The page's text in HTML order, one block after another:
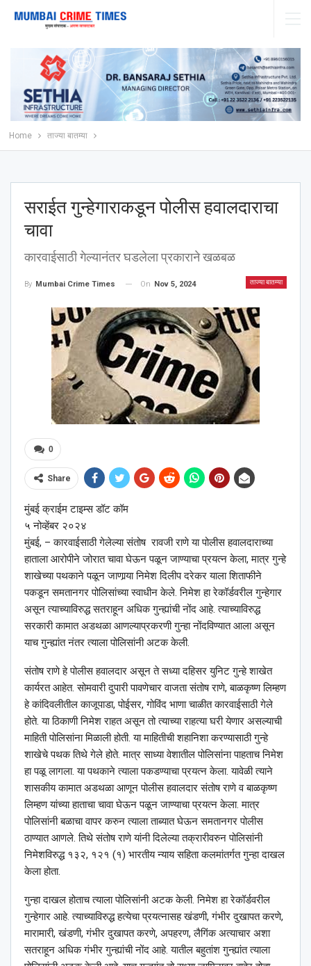
Home ताज्या बातम्या
सराईत गुन्हेगाराकडून पोलीस हवालदाराचा
चावा
कारवाईसाठी गेल्यानंतर घडलेला प्रकाराने खळबळ
ताज्या बातम्या
By Mumbai Crime Times On Nov 5, 2024
0
Share
मुंबई क्राईम टाइम्स डॉट कॉम
५ नोव्हेंबर २०२४
मुंबई, – कारवाईसाठी गेलेल्या संतोष रावजी राणे या पोलीस हवालदाराच्या
हाताला आरोपीने जोरात चावा घेऊन पळून जाण्याचा प्रयत्न केला, मात्र गुन्हे
शाखेच्या पथकाने पळून जाणार्‍या निमेश दिलीप दरेकर याला शिताफीने
पकडून समतानगर पोलिसांच्या स्वाधीन केले. निमेश हा रेकॉर्डवरील गुन्हेगार
असून त्याच्याविरुद्ध सतराहून अधिक गुन्ह्यांची नोंद आहे. त्याच्याविरुद्ध
सरकारी कामात अडथळा आणल्याप्रकरणी गुन्हा नोंदविण्यात आला असून
याच गुन्ह्यांत नंतर त्याला पोलिसांनी अटक केली.
संतोष राणे हे पोलीस हवालदार असून ते सध्या दहिसर युनिट गुन्हे शाखेत
कार्यरत आहेत. सोमवारी दुपारी पावणेचार वाजता संतोष राणे, बाळकृष्ण लिम्हण
हे कांदिवलीतील काजूपाडा, पोईसर, गोविंद भाणा चाळीत कारवाईसाठी गेले
होते. या ठिकाणी निमेश राहत असून तो त्याच्या राहत्या घरी येणार असल्याची
माहिती पोलिसांना मिळाली होती. या माहितीची शहानिशा करण्यासाठी गुन्हे
शाखेचे पथक तिथे गेले होते. मात्र साध्या वेशातील पोलिसांना पाहताच निमेश
हा पळू लागला. या पथकाने त्याला पकडण्याचा प्रयत्न केला. यावेळी त्याने
शासकीय कामात अडथळा आणून पोलीस हवालदार संतोष राणे व बाळकृष्ण
लिम्हण यांच्या हाताचा चावा घेऊन पळून जाण्याचा प्रयत्न केला. मात्र
पोलिसांनी बळाचा वापर करुन त्याला ताब्यात घेऊन समतानगर पोलीस
ठाण्यात आणले. तिथे संतोष राणे यांनी दिलेल्या तक्रारीवरुन पोलिसांनी
निमेशविरुद्ध १३२, १२१ (१) भारतीय न्याय सहिता कलमांतर्गत गुन्हा दाखल
केला होता.
गुन्हा दाखल होताच त्याला पोलिसांनी अटक केली. निमेश हा रेकॉर्डवरील
गुन्हेगार आहे. त्याच्याविरुद्ध हत्येचा प्रयत्नासह खंडणी, गंभीर दुखापत करणे,
मारामारी, खंडणी, गंभीर दुखापत करणे, अपहरण, लैगिंक अत्याचार अशा
सतराहून अधिक गंभीर गुन्ह्यांची नोंद आहे. यातील बहुतांश गुन्ह्यांत त्याला